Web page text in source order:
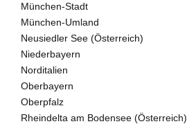
München-Stadt
München-Umland
Neusiedler See (Österreich)
Niederbayern
Norditalien
Oberbayern
Oberpfalz
Rheindelta am Bodensee (Österreich)